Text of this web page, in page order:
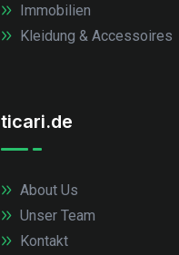
Immobilien
Kleidung & Accessoires
ticari.de
About Us
Unser Team
Kontakt